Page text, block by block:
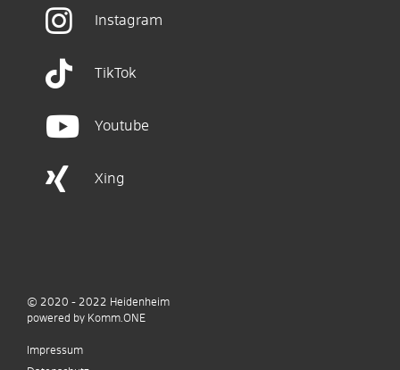
Instagram
TikTok
Youtube
Xing
© 2020 - 2022 Heidenheim
powered by Komm.ONE
Impressum